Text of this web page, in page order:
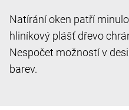
Natírání oken patří
hliníkový plášť dřevo
Nespočet možností v
barev.